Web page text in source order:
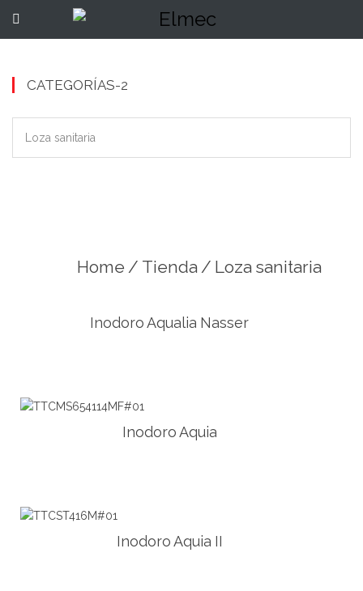
Inicio
Contacto
Home / Tienda / Loza sanitaria
Inodoro Aqualia Nasser
Inodoro Aquia
Inodoro Aquia II
CATEGORÍAS-2